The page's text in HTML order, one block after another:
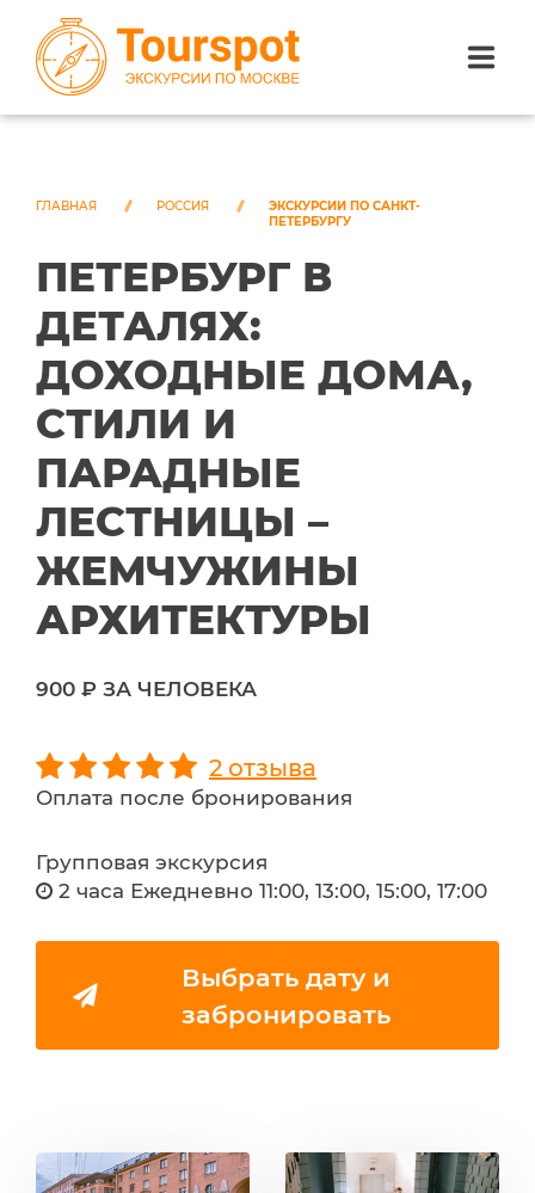
ЭКСКУРСИИ ПО МОСКВЕ
ЭКСКУРСИИ ПО СОЧИ
О НАС
ГЛАВНАЯ РОССИЯ
ЭКСКУРСИИ ПО САНКТ-
ПЕТЕРБУРГУ
ПЕТЕРБУРГ В
ДЕТАЛЯХ:
ДОХОДНЫЕ ДОМА,
СТИЛИ И
ПАРАДНЫЕ
ЛЕСТНИЦЫ –
ЖЕМЧУЖИНЫ
АРХИТЕКТУРЫ
900 ₽ ЗА ЧЕЛОВЕКА
2 отзыва
Оплата после бронирования
Групповая экскурсия
2 часа Ежедневно 11:00, 13:00, 15:00, 17:00
Выбрать дату и
забронировать